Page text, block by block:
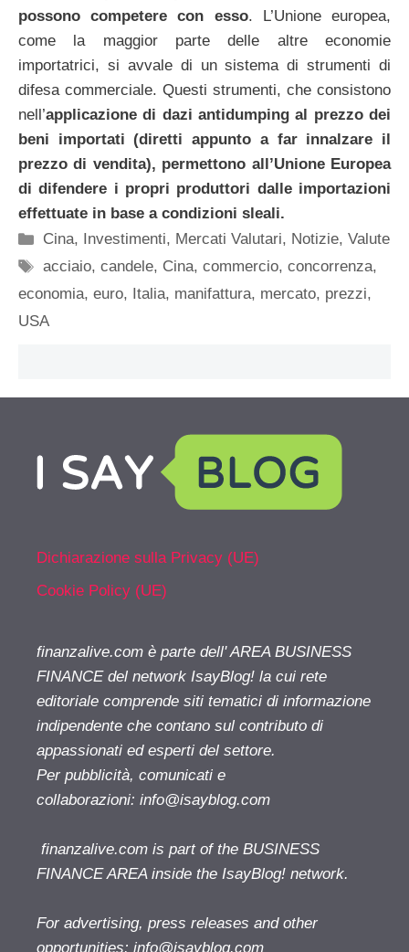
possono competere con esso. L’Unione europea,
come la maggior parte delle altre economie
importatrici, si avvale di un sistema di strumenti di
difesa commerciale. Questi strumenti, che consistono
nell’applicazione di dazi antidumping al prezzo dei
beni importati (diretti appunto a far innalzare il
prezzo di vendita), permettono all’Unione Europea
di difendere i propri produttori dalle importazioni
effettuate in base a condizioni sleali.
Categorie
Cina, Investimenti, Mercati Valutari, Notizie,Valute
Tag
acciaio,candele, Cina,commercio,concorrenza,
economia, euro, Italia, manifattura, mercato, prezzi,
USA
Dichiarazione sulla Privacy (UE)
Cookie Policy (UE)
finanzalive.com è parte dell' AREA BUSINESS
FINANCE del network IsayBlog! la cui rete
editoriale comprende siti tematici di informazione
indipendente che contano sul contributo di
appassionati ed esperti del settore.
Per pubblicità, comunicati e
collaborazioni: info@isayblog.com
finanzalive.com is part of the BUSINESS
FINANCE AREA inside the IsayBlog! network.
For advertising, press releases and other
opportunities: info@isayblog.com